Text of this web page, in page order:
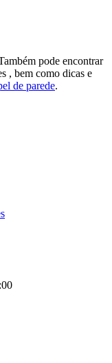
pode encontrar
, bem como dicas e
de parede.